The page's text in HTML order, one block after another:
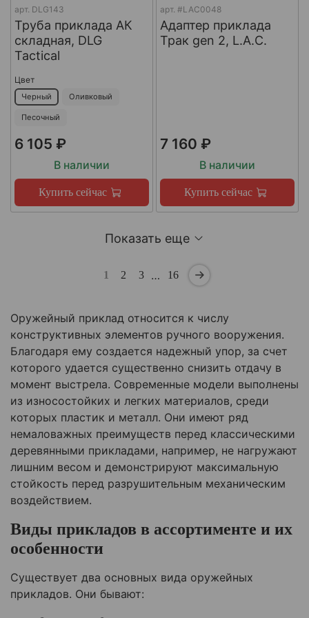
арт. DLG143
Труба приклада АК
складная, DLG
Tactical
Цвет
Черный Оливковый
Песочный
6 105 ₽
В наличии
Купить сейчас
арт. #LAC0048
Адаптер приклада
Трак gen 2, L.A.C.
7 160 ₽
В наличии
Купить сейчас
Показать еще
1 2 3 … 16
Оружейный приклад относится к числу
конструктивных элементов ручного вооружения.
Благодаря ему создается надежный упор, за счет
которого удается существенно снизить отдачу в
момент выстрела. Современные модели выполнены
из износостойких и легких материалов, среди
которых пластик и металл. Они имеют ряд
немаловажных преимуществ перед классическими
деревянными прикладами, например, не нагружают
лишним весом и демонстрируют максимальную
стойкость перед разрушительным механическим
воздействием.
Виды прикладов в ассортименте и их
особенности
Существует два основных вида оружейных
прикладов. Они бывают: